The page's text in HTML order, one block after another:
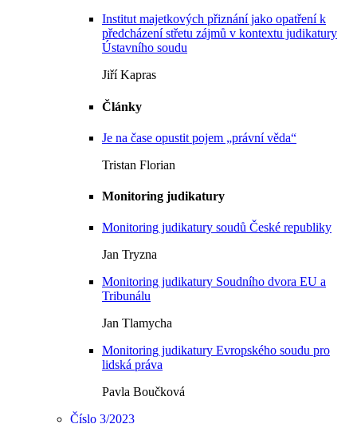
Institut majetkových přiznání jako opatření k
předcházení střetu zájmů v kontextu judikatury
Ústavního soudu
Jiří Kapras
Články
Je na čase opustit pojem „právní věda“
Tristan Florian
Monitoring judikatury
Monitoring judikatury soudů České republiky
Jan Tryzna
Monitoring judikatury Soudního dvora EU a
Tribunálu
Jan Tlamycha
Monitoring judikatury Evropského soudu pro
lidská práva
Pavla Boučková
Číslo 3/2023